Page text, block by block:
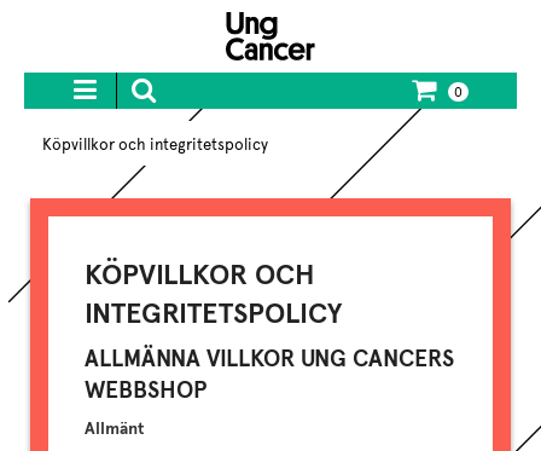
0
Köpvillkor och integritetspolicy
KÖPVILLKOR OCH
INTEGRITETSPOLICY
ALLMÄNNA VILLKOR UNG CANCERS
WEBBSHOP
Allmänt